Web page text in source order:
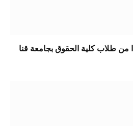
طلاب كلية الحقوق بجامعة قنا